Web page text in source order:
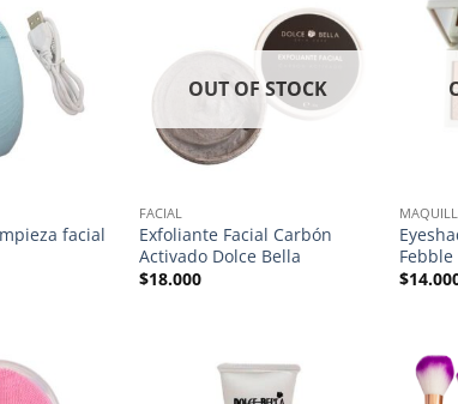
facial
OUT OF STOCK
FACIAL
Exfoliante Facial Carbón
Activado Dolce Bella
$18.000
Febble
$